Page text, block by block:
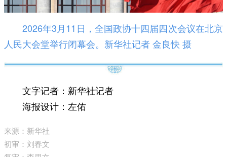
2026年3月11日，全国政协十四届四次会议在北京
人民大会堂举行闭幕会。新华社记者 金良快 摄
文字记者：新华社记者
海报设计：左佑
来源：新华社
初审：刘春文